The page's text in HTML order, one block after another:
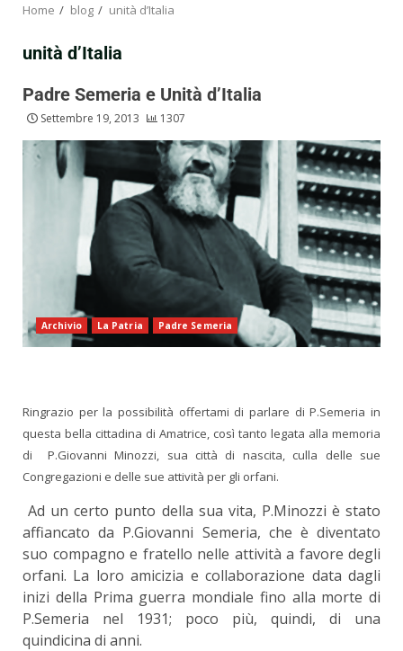
Home blog unità d’Italia
unità d’Italia
Padre Semeria e Unità d’Italia
Settembre 19, 2013 1307
Archivio La Patria Padre Semeria
Ringrazio per la possibilità offertami di parlare di P.Semeria in
questa bella cittadina di Amatrice, così tanto legata alla memoria
di P.Giovanni Minozzi, sua città di nascita, culla delle sue
Congregazioni e delle sue attività per gli orfani.
Ad un certo punto della sua vita, P.Minozzi è stato
affiancato da P.Giovanni Semeria, che è diventato
suo compagno e fratello nelle attività a favore degli
orfani. La loro amicizia e collaborazione data dagli
inizi della Prima guerra mondiale fino alla morte di
P.Semeria nel 1931; poco più, quindi, di una
quindicina di anni.